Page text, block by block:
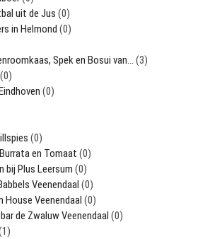
uit de Jus (0)
in Helmond (0)
Spek en Bosui van… (3)
(0)
(0)
(0)
en Tomaat (0)
bij Plus Leersum (0)
Veenendaal (0)
House Veenendaal (0)
de Zwaluw Veenendaal (0)